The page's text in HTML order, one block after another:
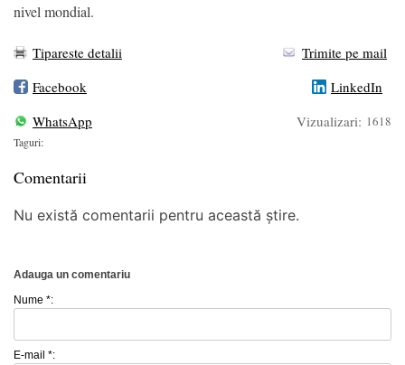
nivel mondial.
Tipareste detalii
Trimite pe mail
Facebook
LinkedIn
WhatsApp
Vizualizari: 1618
Taguri:
Comentarii
Nu există comentarii pentru această știre.
Adauga un comentariu
Nume *:
E-mail *: